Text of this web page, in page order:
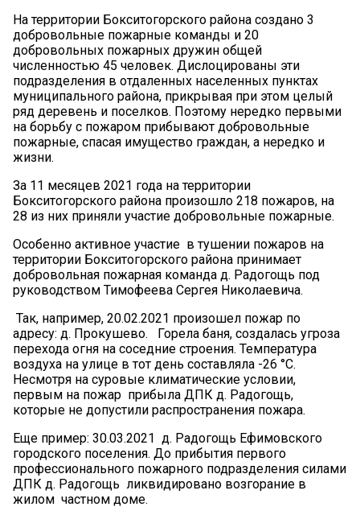
На территории Бокситогорского района создано 3
добровольные пожарные команды и 20
добровольных пожарных дружин общей
численностью 45 человек. Дислоцированы эти
подразделения в отдаленных населенных пунктах
муниципального района, прикрывая при этом целый
ряд деревень и поселков. Поэтому нередко первыми
на борьбу с пожаром прибывают добровольные
пожарные, спасая имущество граждан, а нередко и
жизни.
За 11 месяцев 2021 года на территории
Бокситогорского района произошло 218 пожаров, на
28 из них приняли участие добровольные пожарные.
Особенно активное участие в тушении пожаров на
территории Бокситогорского района принимает
добровольная пожарная команда д. Радогощь под
руководством Тимофеева Сергея Николаевича.
Так, например, 20.02.2021 произошел пожар по
адресу: д. Прокушево. Горела баня, создалась угроза
перехода огня на соседние строения. Температура
воздуха на улице в тот день составляла -26 °С.
Несмотря на суровые климатические условии,
первым на пожар прибыла ДПК д. Радогощь,
которые не допустили распространения пожара.
Еще пример: 30.03.2021 д. Радогощь Ефимовского
городского поселения. До прибытия первого
профессионального пожарного подразделения силами
ДПК д. Радогощь ликвидировано возгорание в
жилом частном доме.